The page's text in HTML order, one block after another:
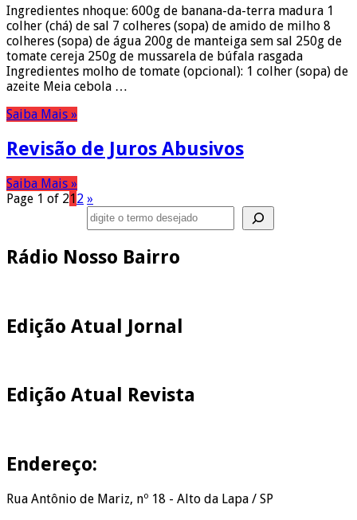
Ingredientes nhoque: 600g de banana-da-terra madura 1
colher (chá) de sal 7 colheres (sopa) de amido de milho 8
colheres (sopa) de água 200g de manteiga sem sal 250g de
tomate cereja 250g de mussarela de búfala rasgada
Ingredientes molho de tomate (opcional): 1 colher (sopa) de
azeite Meia cebola …
Saiba Mais »
Revisão de Juros Abusivos
Saiba Mais »
Page 1 of 212 »
Rádio Nosso Bairro
Edição Atual Jornal
Edição Atual Revista
Endereço:
Rua Antônio de Mariz, nº 18 - Alto da Lapa / SP